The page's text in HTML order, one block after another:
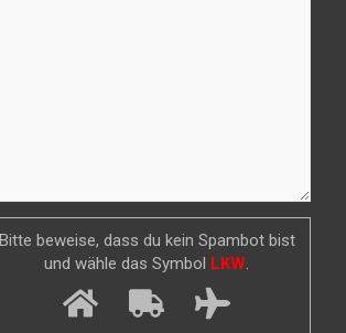
Bitte beweise, dass du kein Spambot bist
und wähle das Symbol
LKW.